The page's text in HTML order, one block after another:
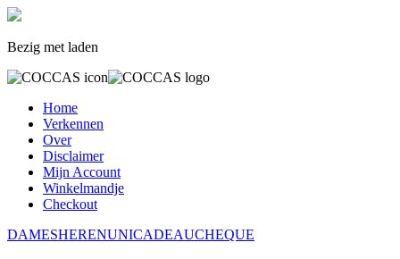
Bezig met laden
Home
Verkennen
Over
Disclaimer
Mijn Account
Winkelmandje
Checkout
DAMESHERENUNICADEAUCHEQUE